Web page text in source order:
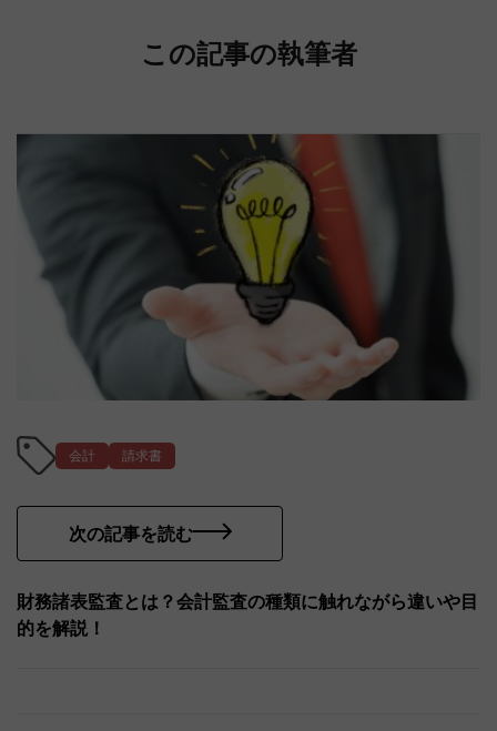
この記事の執筆者
会計 請求書
次の記事を読む
財務諸表監査とは？会計監査の種類に触れながら違いや目
的を解説！